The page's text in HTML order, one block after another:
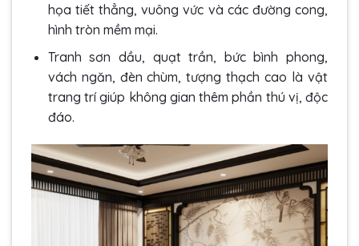
họa tiết thẳng, vuông vức và các đường cong,
hình tròn mềm mại.
Tranh sơn dầu, quạt trần, bức bình phong,
vách ngăn, đèn chùm, tượng thạch cao là vật
trang trí giúp không gian thêm phần thú vị, độc
đáo.